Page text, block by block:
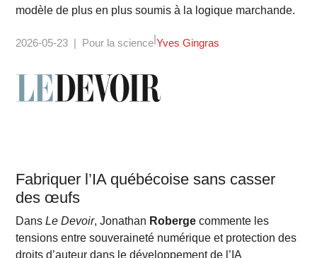
modèle de plus en plus soumis à la logique marchande.
2026-05-23 Pour la science Yves Gingras
Fabriquer l’IA québécoise sans casser
des œufs
DansLe Devoir, Jonathan Roberge commente les
tensions entre souveraineté numérique et protection des
droits d’auteur dans le développement de l’IA